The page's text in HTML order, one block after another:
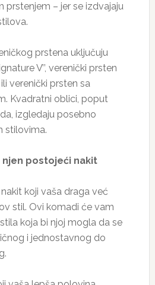
prstenjem – jer se izdvajaju
prstena uključuju
V’’, verenički prsten
ili verenički prsten sa
Kvadratni oblici, poput
izgledaju posebno
stilovima.
njen postojeći nakit
koji vaša draga već
stil. Ovi komadi će vam
koja bi njoj mogla da se
i jednostavnog do